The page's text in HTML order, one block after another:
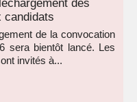
des
candidats
de la convocation
sera bientôt lancé. Les
invités à...